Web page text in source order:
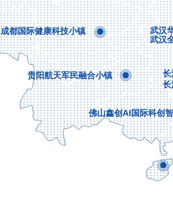
成都国际健康科技小镇
武汉
武汉
贵阳航天军民融合小镇
长
长
佛山鑫创AI国际科创